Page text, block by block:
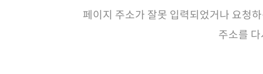
페이지 주소가 잘못 입력되었거나 요청
주소를